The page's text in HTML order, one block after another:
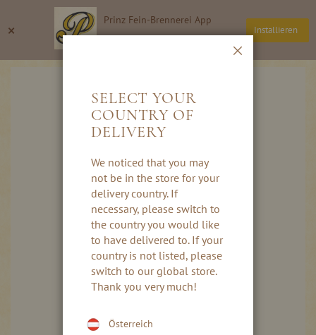
× Prinz Fein-Brennerei App
Installieren
Inhalt
Suche
SELECT YOUR
COUNTRY OF
DELIVERY
We noticed that you may
not be in the store for your
delivery country. If
necessary, please switch to
the country you would like
to have delivered to. If your
country is not listed, please
switch to our global store.
Thank you very much!
Österreich